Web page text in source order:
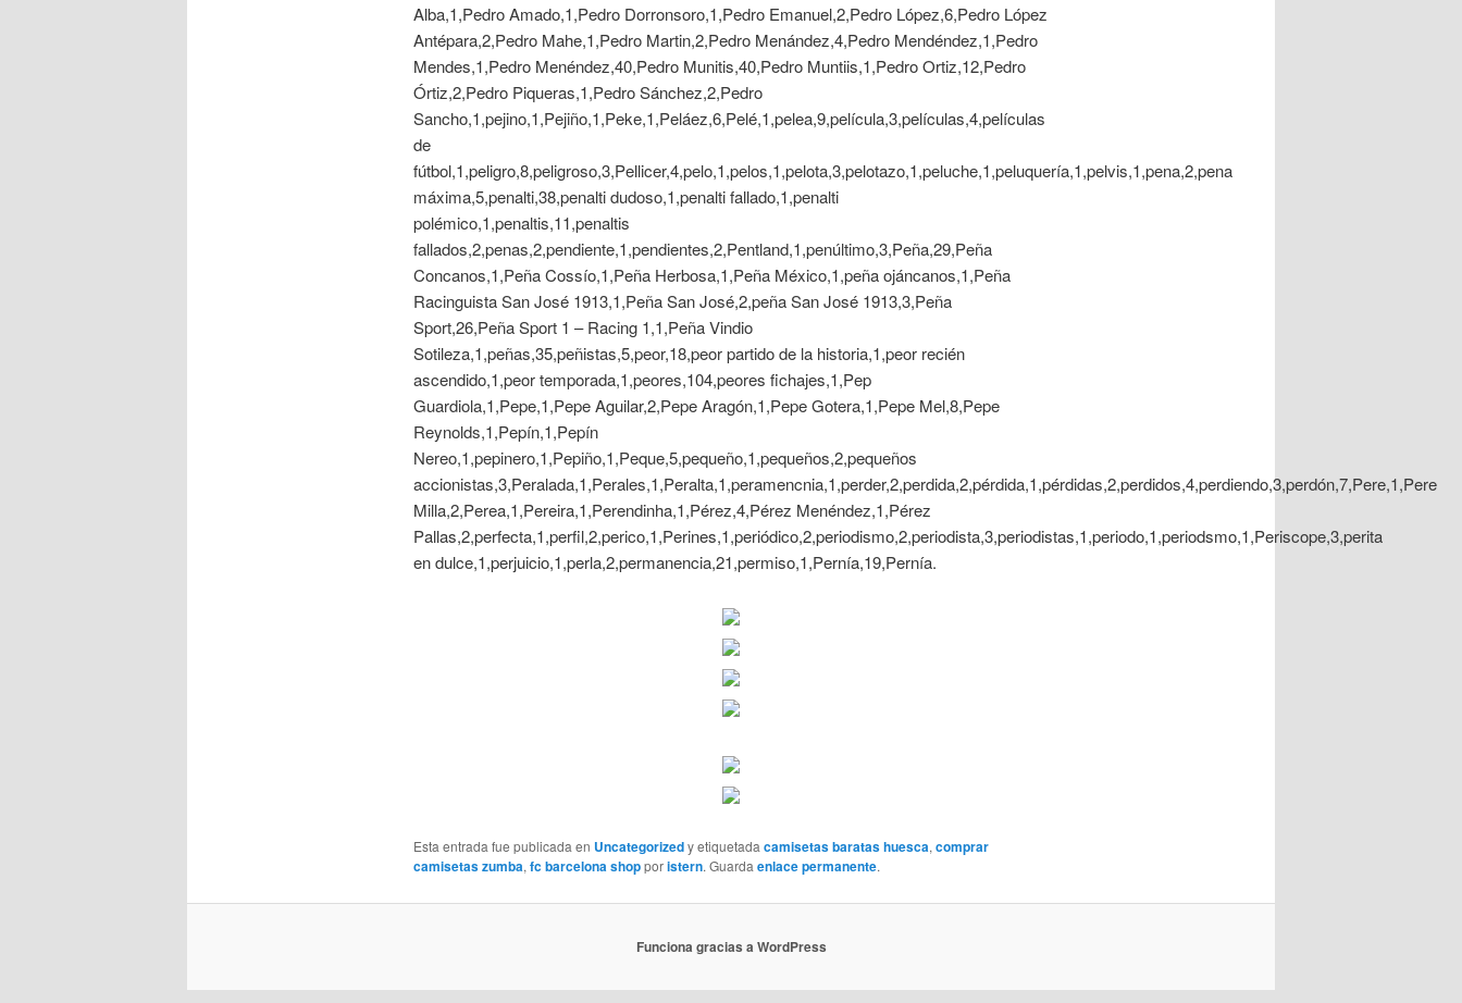
Alba,1,Pedro Amado,1,Pedro Dorronsoro,1,Pedro Emanuel,2,Pedro López,6,Pedro López
Antépara,2,Pedro Mahe,1,Pedro Martin,2,Pedro Menández,4,Pedro Mendéndez,1,Pedro
Mendes,1,Pedro Menéndez,40,Pedro Munitis,40,Pedro Muntiis,1,Pedro Ortiz,12,Pedro
Órtiz,2,Pedro Piqueras,1,Pedro Sánchez,2,Pedro
Sancho,1,pejino,1,Pejiño,1,Peke,1,Peláez,6,Pelé,1,pelea,9,película,3,películas,4,películas
de
fútbol,1,peligro,8,peligroso,3,Pellicer,4,pelo,1,pelos,1,pelota,3,pelotazo,1,peluche,1,peluquería,1,pelvis,1,pena,2,pena
máxima,5,penalti,38,penalti dudoso,1,penalti fallado,1,penalti
polémico,1,penaltis,11,penaltis
fallados,2,penas,2,pendiente,1,pendientes,2,Pentland,1,penúltimo,3,Peña,29,Peña
Concanos,1,Peña Cossío,1,Peña Herbosa,1,Peña México,1,peña ojáncanos,1,Peña
Racinguista San José 1913,1,Peña San José,2,peña San José 1913,3,Peña
Sport,26,Peña Sport 1 – Racing 1,1,Peña Vindio
Sotileza,1,peñas,35,peñistas,5,peor,18,peor partido de la historia,1,peor recién
ascendido,1,peor temporada,1,peores,104,peores fichajes,1,Pep
Guardiola,1,Pepe,1,Pepe Aguilar,2,Pepe Aragón,1,Pepe Gotera,1,Pepe Mel,8,Pepe
Reynolds,1,Pepín,1,Pepín
Nereo,1,pepinero,1,Pepiño,1,Peque,5,pequeño,1,pequeños,2,pequeños
accionistas,3,Peralada,1,Perales,1,Peralta,1,peramencnia,1,perder,2,perdida,2,pérdida,1,pérdidas,2,perdidos,4,perdiendo,3,perdón,7,Pere,1,Pere
Milla,2,Perea,1,Pereira,1,Perendinha,1,Pérez,4,Pérez Menéndez,1,Pérez
Pallas,2,perfecta,1,perfil,2,perico,1,Perines,1,periódico,2,periodismo,2,periodista,3,periodistas,1,periodo,1,periodsmo,1,Periscope,3,perita
en dulce,1,perjuicio,1,perla,2,permanencia,21,permiso,1,Pernía,19,Pernía.
Esta entrada fue publicada en Uncategorizedy etiquetadacamisetas baratas huesca,comprar
camisetas zumba,fc barcelona shopporistern. Guardaenlace permanente.
Funciona gracias a WordPress